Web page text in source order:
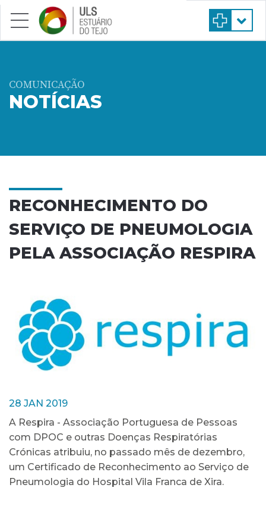
Saltar para conteúdo principal
COMUNICAÇÃO
NOTÍCIAS
RECONHECIMENTO DO
SERVIÇO DE PNEUMOLOGIA
PELA ASSOCIAÇÃO RESPIRA
28 JAN 2019
A Respira - Associação Portuguesa de Pessoas
com DPOC e outras Doenças Respiratórias
Crónicas atribuiu, no passado mês de dezembro,
um Certificado de Reconhecimento ao Serviço de
Pneumologia do Hospital Vila Franca de Xira.